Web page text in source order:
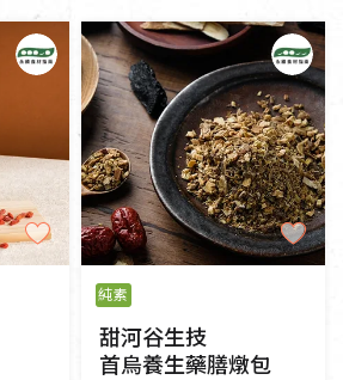
純素
甜河谷生技
首烏養生藥膳燉包